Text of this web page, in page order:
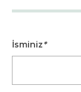
İsminiz*